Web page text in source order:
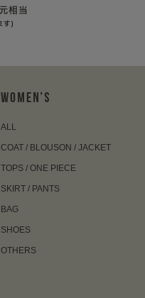
ALL
COAT / BLOUSON / JACKET
TOPS / ONE PIECE
SKIRT / PANTS
BAG
SHOES
OTHERS